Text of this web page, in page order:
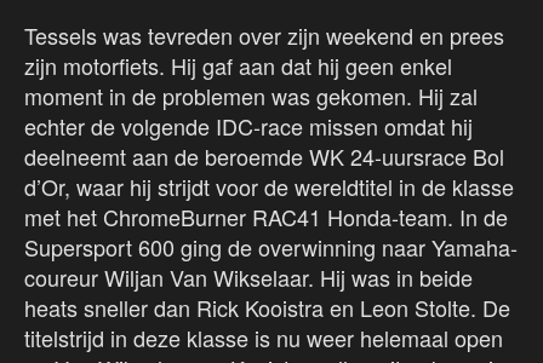
Tessels was tevreden over zijn weekend en prees
zijn motorfiets. Hij gaf aan dat hij geen enkel
moment in de problemen was gekomen. Hij zal
echter de volgende IDC-race missen omdat hij
deelneemt aan de beroemde WK 24-uursrace Bol
d’Or, waar hij strijdt voor de wereldtitel in de klasse
met het ChromeBurner RAC41 Honda-team. In de
Supersport 600 ging de overwinning naar Yamaha-
coureur Wiljan Van Wikselaar. Hij was in beide
heats sneller dan Rick Kooistra en Leon Stolte. De
titelstrijd in deze klasse is nu weer helemaal open